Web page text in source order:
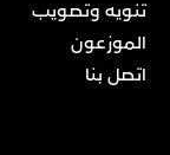
تنويه وتصويب
الموزعون
اتصل بنا